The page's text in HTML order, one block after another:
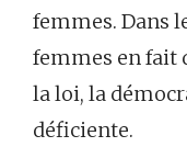
femmes. Dans
femmes en fait
la loi, la
déficiente.